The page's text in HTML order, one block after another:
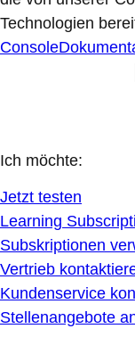
Technologien
Console
Ich möchte:
Jetzt testen
Learning
Subskriptionen
Vertrieb
Kundenservice
Stellenangebote